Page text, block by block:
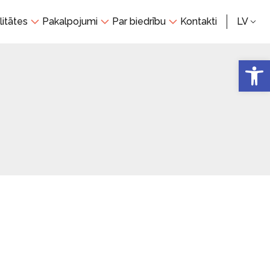
Pakalpojumi Par biedrību Kontakti LV